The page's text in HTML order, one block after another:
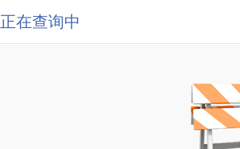
正在查询中